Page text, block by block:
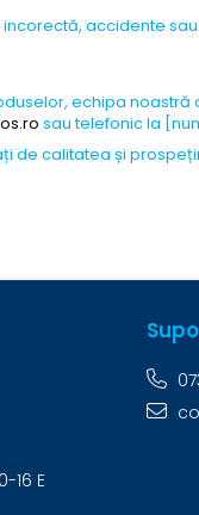
accidente
echipa
sau telefonic la
de calitatea și
16 E